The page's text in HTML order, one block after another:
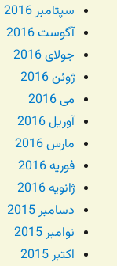
سپتامبر 2016
آگوست 2016
جولای 2016
ژوئن 2016
می 2016
آوریل 2016
مارس 2016
فوریه 2016
ژانویه 2016
دسامبر 2015
نوامبر 2015
اکتبر 2015